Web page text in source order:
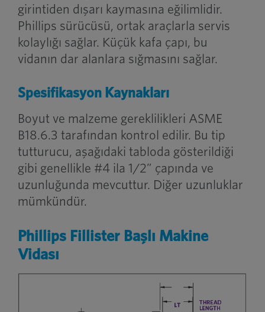
girintiden dışarı kaymasına eğilimlidir.
Phillips sürücüsü, ortak araçlarla servis
kolaylığı sağlar. Küçük kafa çapı, bu
vidanın dar alanlara sığmasını sağlar.
Spesifikasyon Kaynakları
Boyut ve malzeme gereklilikleri ASME
B18.6.3 tarafından kontrol edilir. Bu tip
tutturucu, aşağıdaki tabloda gösterildiği
gibi genellikle #4 ila 1/2” çapında ve
uzunluğunda mevcuttur. Diğer uzunluklar
mümkündür.
Phillips Fillister Başlı Makine
Vidası